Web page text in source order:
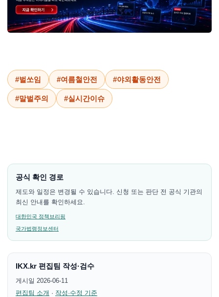
#벌쏘임 #여름철안전 #야외활동안전
#말벌주의 #실시간이슈
공식 확인 경로
제도와 일정은 변경될 수 있습니다. 신청 또는 판단 전 공식 기관의
최신 안내를 확인하세요.
대한민국 정책브리핑
국가법령정보센터
IKX.kr 편집팀 작성·검수
게시일 2026-06-11
편집팀 소개 · 작성·수정 기준